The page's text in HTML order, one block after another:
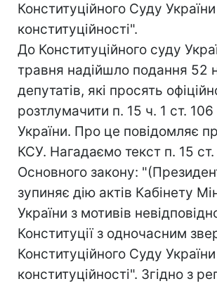
Конституційного Суду
конституційності".
До Конституційного суду
травня надійшло подання 52
депутатів, які просять
розтлумачити п. 15 ч. 1 ст. 106
України. Про це повідомляє
КСУ. Нагадаємо текст п. 15
Основного закону:
зупиняє дію актів Кабінету
України з мотивів
Конституції з одночасним
Конституційного Суду
конституційності". Згідно з